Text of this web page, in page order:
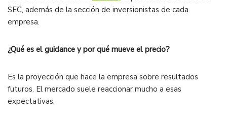
SEC, además de la sección de inversionistas de cada
empresa.
¿Qué es el guidance y por qué mueve el precio?
Es la proyección que hace la empresa sobre resultados
futuros. El mercado suele reaccionar mucho a esas
expectativas.